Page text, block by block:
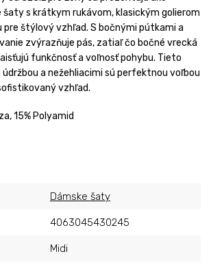
s krátkym rukávom, klasickým golierom
pre štýlový vzhľad. S bočnými pútkami a
zvýrazňuje pás, zatiaľ čo bočné vrecká
funkčnosť a voľnosť pohybu. Tieto
a nežehliacimi sú perfektnou voľbou
vzhľad.
15% Polyamid
Dámske šaty
4063045430245
Midi